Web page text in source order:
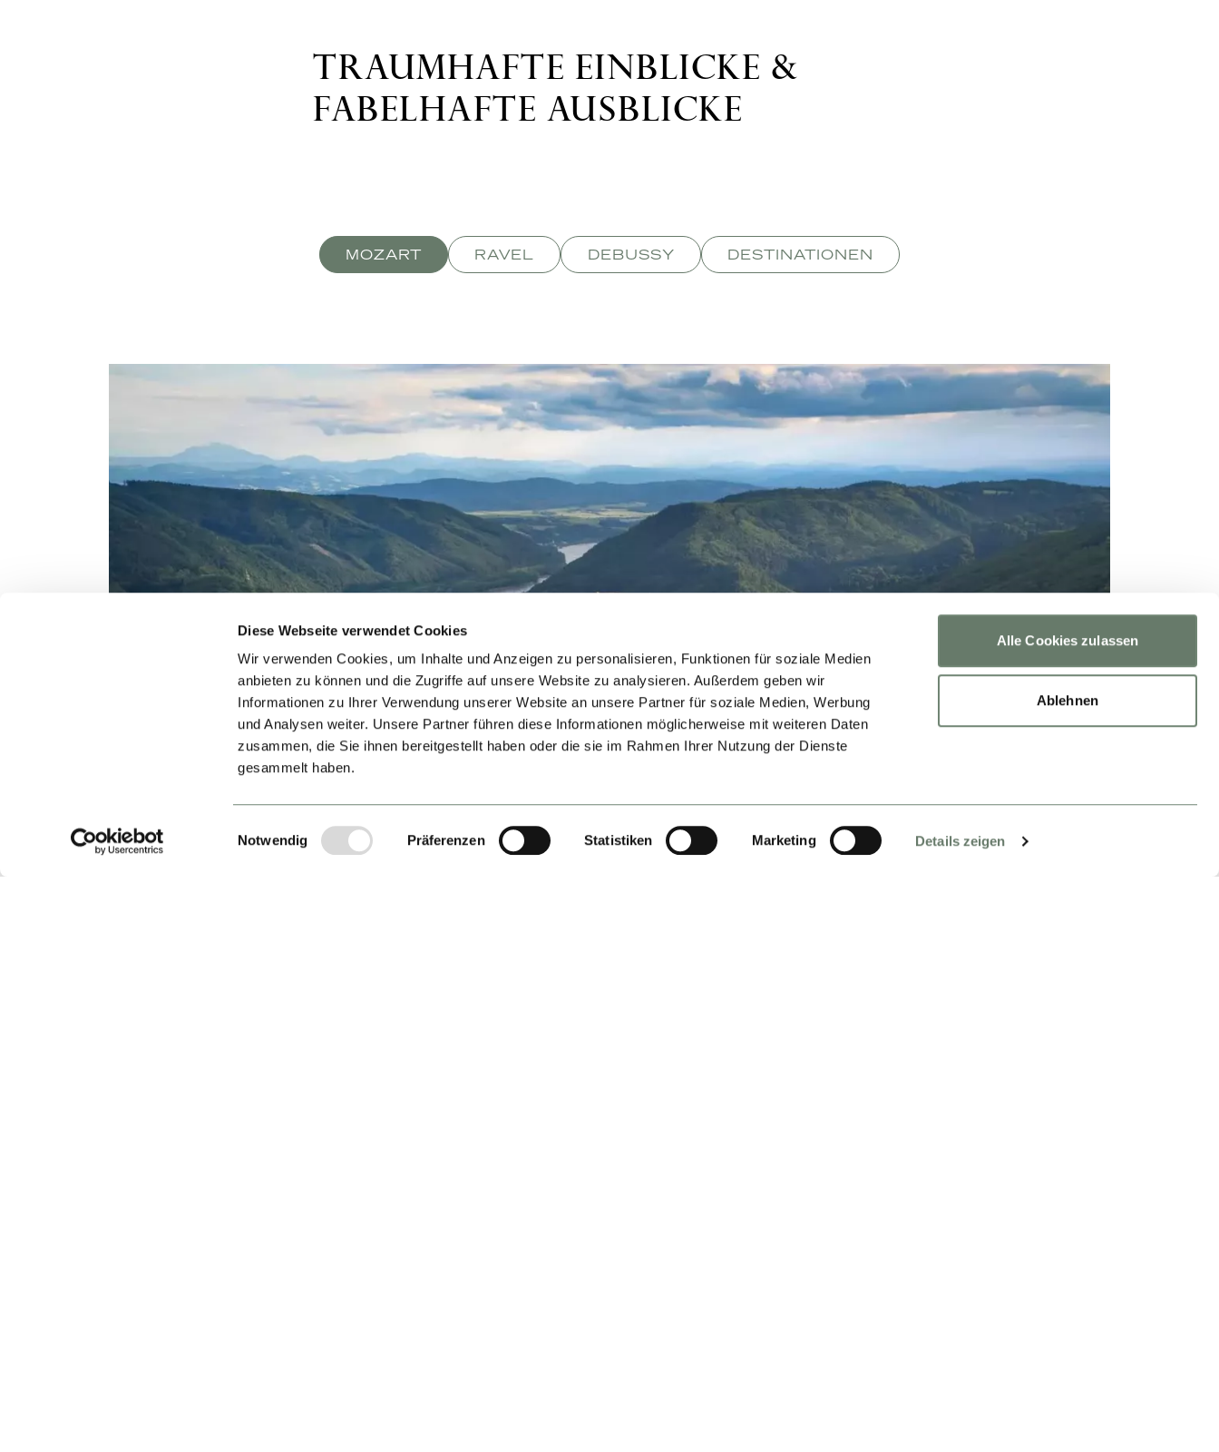
Diese Webseite verwendet Cookies
Wir verwenden Cookies, um Inhalte und Anzeigen zu personalisieren, Funktionen für soziale Medien
anbieten zu können und die Zugriffe auf unsere Website zu analysieren. Außerdem geben wir
Informationen zu Ihrer Verwendung unserer Website an unsere Partner für soziale Medien, Werbung
und Analysen weiter. Unsere Partner führen diese Informationen möglicherweise mit weiteren Daten
zusammen, die Sie ihnen bereitgestellt haben oder die sie im Rahmen Ihrer Nutzung der Dienste
gesammelt haben.
Einwilligungsauswahl
Notwendig Präferenzen Statistiken Marketing Details zeigen
Alle Cookies zulassen
Ablehnen
TRAUMHAFTE EINBLICKE &
FABELHAFTE AUSBLICKE
MOZART RAVEL DEBUSSY DESTINATIONEN